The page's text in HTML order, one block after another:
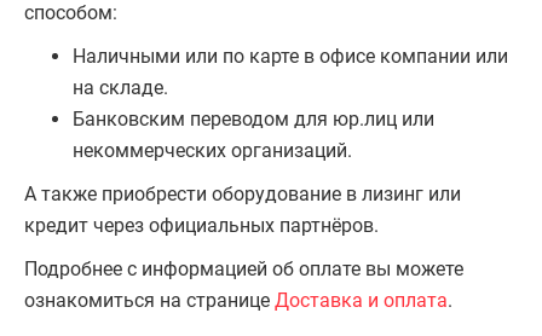
способом:
Наличными или по карте в офисе компании или
на складе.
Банковским переводом для юр.лиц или
некоммерческих организаций.
А также приобрести оборудование в лизинг или
кредит через официальных партнёров.
Подробнее с информацией об оплате вы можете
ознакомиться на странице Доставка и оплата.